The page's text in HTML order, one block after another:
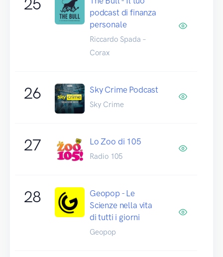
25
podcast di finanza
personale
Riccardo Spada –
Corax
26 Sky Crime Podcast
Sky Crime
27 Lo Zoo di 105
Radio 105
28
Geopop - Le
Scienze nella vita
di tutti i giorni
Geopop